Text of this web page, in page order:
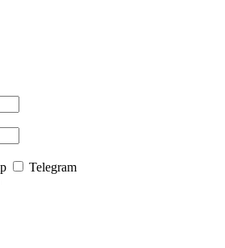
Telegram